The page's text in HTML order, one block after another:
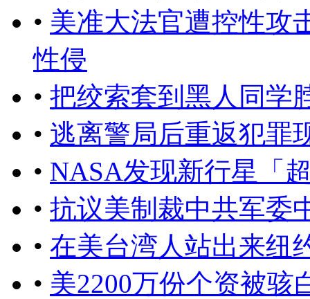
• 美准大法官遭控性攻
性侵
• 把绞索套到黑人同学
• 逃离警局后重返犯罪
• NASA发现新行星「
• 抗议美制裁中共军委
• 在美台湾人站出来纽
• 美2200万份个资被骇